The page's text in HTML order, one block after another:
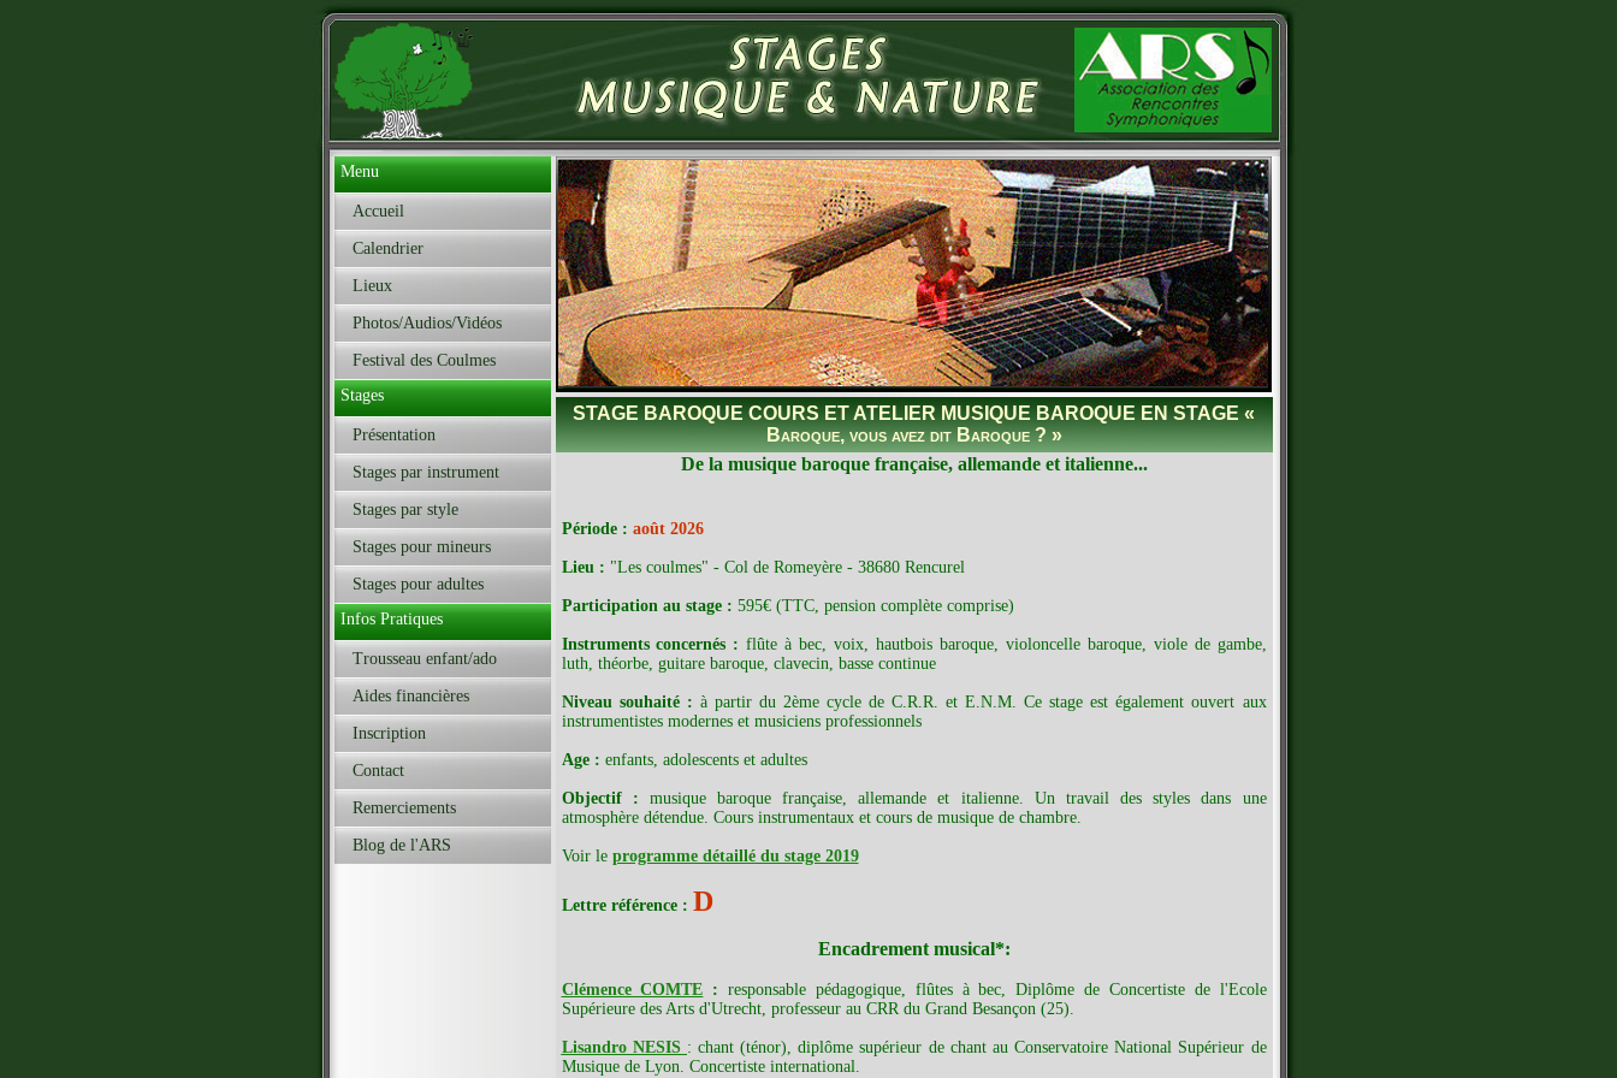
Menu
Accueil
Calendrier
Lieux
Photos/Audios/Vidéos
Festival des Coulmes
Stages
Présentation
Stages par instrument
Stages par style
Stages pour mineurs
Stages pour adultes
Infos Pratiques
Trousseau enfant/ado
Aides financières
Inscription
Contact
Remerciements
Blog de l'ARS
STAGE BAROQUE COURS ET ATELIER MUSIQUE BAROQUE EN STAGE «
Baroque, vous avez dit Baroque ? »
De la musique baroque française, allemande et italienne...
Période : août 2026
Lieu : "Les coulmes" - Col de Romeyère - 38680 Rencurel
Participation au stage : 595€ (TTC, pension complète comprise)
Instruments concernés : flûte à bec, voix, hautbois baroque, violoncelle baroque, viole de gambe,
luth, théorbe, guitare baroque, clavecin, basse continue
Niveau souhaité : à partir du 2ème cycle de C.R.R. et E.N.M. Ce stage est également ouvert aux
instrumentistes modernes et musiciens professionnels
Age : enfants, adolescents et adultes
Objectif : musique baroque française, allemande et italienne. Un travail des styles dans une
atmosphère détendue. Cours instrumentaux et cours de musique de chambre.
Voir le programme détaillé du stage 2019
Lettre référence : D
Encadrement musical*:
Clémence COMTE : responsable pédagogique, flûtes à bec, Diplôme de Concertiste de l'Ecole
Supérieure des Arts d'Utrecht, professeur au CRR du Grand Besançon (25).
Lisandro NESIS : chant (ténor), diplôme supérieur de chant au Conservatoire National Supérieur de
Musique de Lyon. Concertiste international.